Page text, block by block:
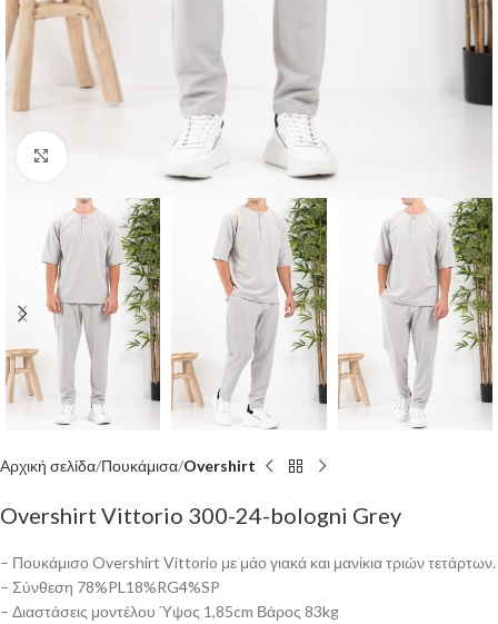
Αρχική σελίδα Πουκάμισα Overshirt
Overshirt Vittorio 300-24-bologni Grey
– Πουκάμισο Overshirt Vittorio με μάο γιακά και μανίκια τριών τετάρτων.
– Σύνθεση 78%PL18%RG4%SP
– Διαστάσεις μοντέλου Ύψος 1,85cm Βάρος 83kg